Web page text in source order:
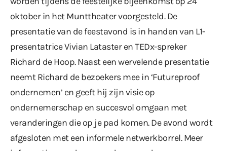
oktober in het Munttheater voorgesteld. De
presentatie van de feestavond is in handen van L1-
presentatrice Vivian Lataster en TEDx-spreker
Richard de Hoop. Naast een wervelende presentatie
neemt Richard de bezoekers mee in ‘Futureproof
ondernemen’ en geeft hij zijn visie op
ondernemerschap en succesvol omgaan met
veranderingen die op je pad komen. De avond wordt
afgesloten met een informele netwerkborrel. Meer